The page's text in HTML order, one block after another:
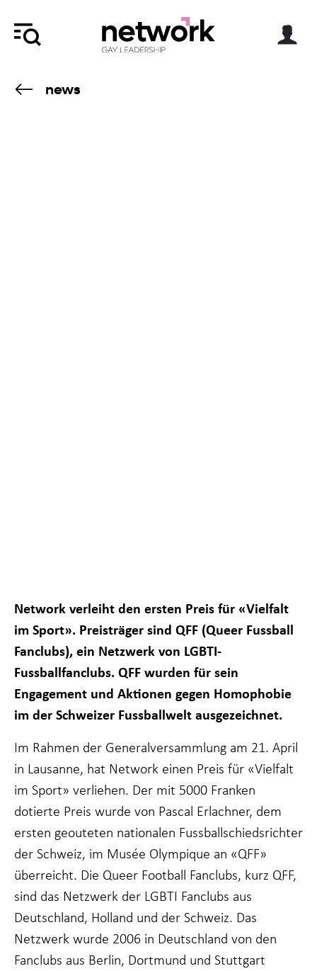
news
Network verleiht den ersten Preis für «Vielfalt
im Sport». Preisträger sind QFF (Queer Fussball
Fanclubs), ein Netzwerk von LGBTI-
Fussballfanclubs. QFF wurden für sein
Engagement und Aktionen gegen Homophobie
im der Schweizer Fussballwelt ausgezeichnet.
Im Rahmen der Generalversammlung am 21. April
in Lausanne, hat Network einen Preis für «Vielfalt
im Sport» verliehen. Der mit 5000 Franken
dotierte Preis wurde von Pascal Erlachner, dem
ersten geouteten nationalen Fussballschiedsrichter
der Schweiz, im Musée Olympique an «QFF»
überreicht. Die Queer Football Fanclubs, kurz QFF,
sind das Netzwerk der LGBTI Fanclubs aus
Deutschland, Holland und der Schweiz. Das
Netzwerk wurde 2006 in Deutschland von den
Fanclubs aus Berlin, Dortmund und Stuttgart
notwendig,
damit die
Website
funktioniert.
Statistiken
Funktionalität
der Website
können, je
nachdem, wie
die Website
genutzt wird.
Erfahrung
Damit unsere
Website bei
Ihrem Besuch
so gut wie
funktioniert.
Wenn Sie